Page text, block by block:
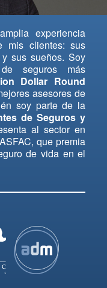
experiencia
mis clientes: sus
sus sueños. Soy
seguros más
Dollar Round
asesores de
soy parte de la
de Seguros y
al sector en
que premia
de vida en el